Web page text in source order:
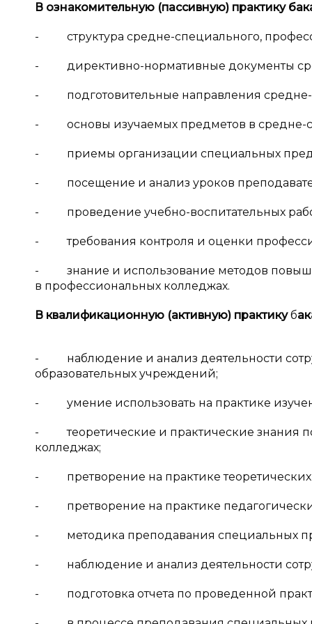
В ознакомительную (пассивную) практику
- структура средне-специального,
- директивно-нормативные документы
- подготовительные направления
- основы изучаемых предметов в средне-
- приемы организации специальных
- посещение и анализ уроков
- проведение учебно-воспитательных
- требования контроля и оценки
- знание и использование методов
в профессиональных колледжах.
В квалификационную (активную) практикуб
- наблюдение и анализ деятельности
образовательных учреждений;
- умение использовать на практике
- теоретические и практические знания
колледжах;
- претворение на практике
- претворение на практике
- методика преподавания специальных
- наблюдение и анализ деятельности
- подготовка отчета по проведенной